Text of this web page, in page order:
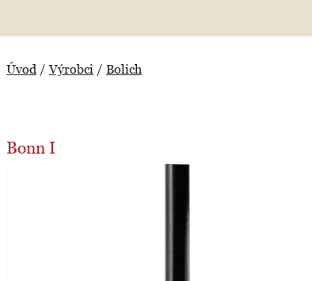
Úvod /Výrobci / Bolich
Bonn I